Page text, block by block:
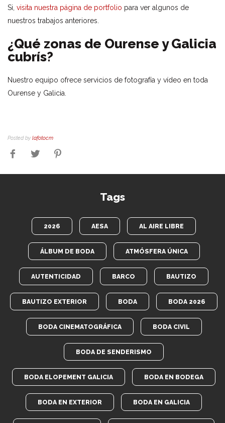
Si, visita nuestra página de portfolio para ver algunos de
nuestros trabajos anteriores.
¿Qué zonas de Ourense y Galicia
cubrís?
Nuestro equipo ofrece servicios de fotografía y vídeo en toda
Ourense y Galicia.
Posted by lafotocm
Tags
2026 AESA AL AIRE LIBRE
ÁLBUM DE BODA ATMÓSFERA ÚNICA
AUTENTICIDAD BARCO BAUTIZO
BAUTIZO EXTERIOR BODA BODA 2026
BODA CINEMATOGRÁFICA BODA CIVIL
BODA DE SENDERISMO
BODA ELOPEMENT GALICIA BODA EN BODEGA
BODA EN EXTERIOR BODA EN GALICIA